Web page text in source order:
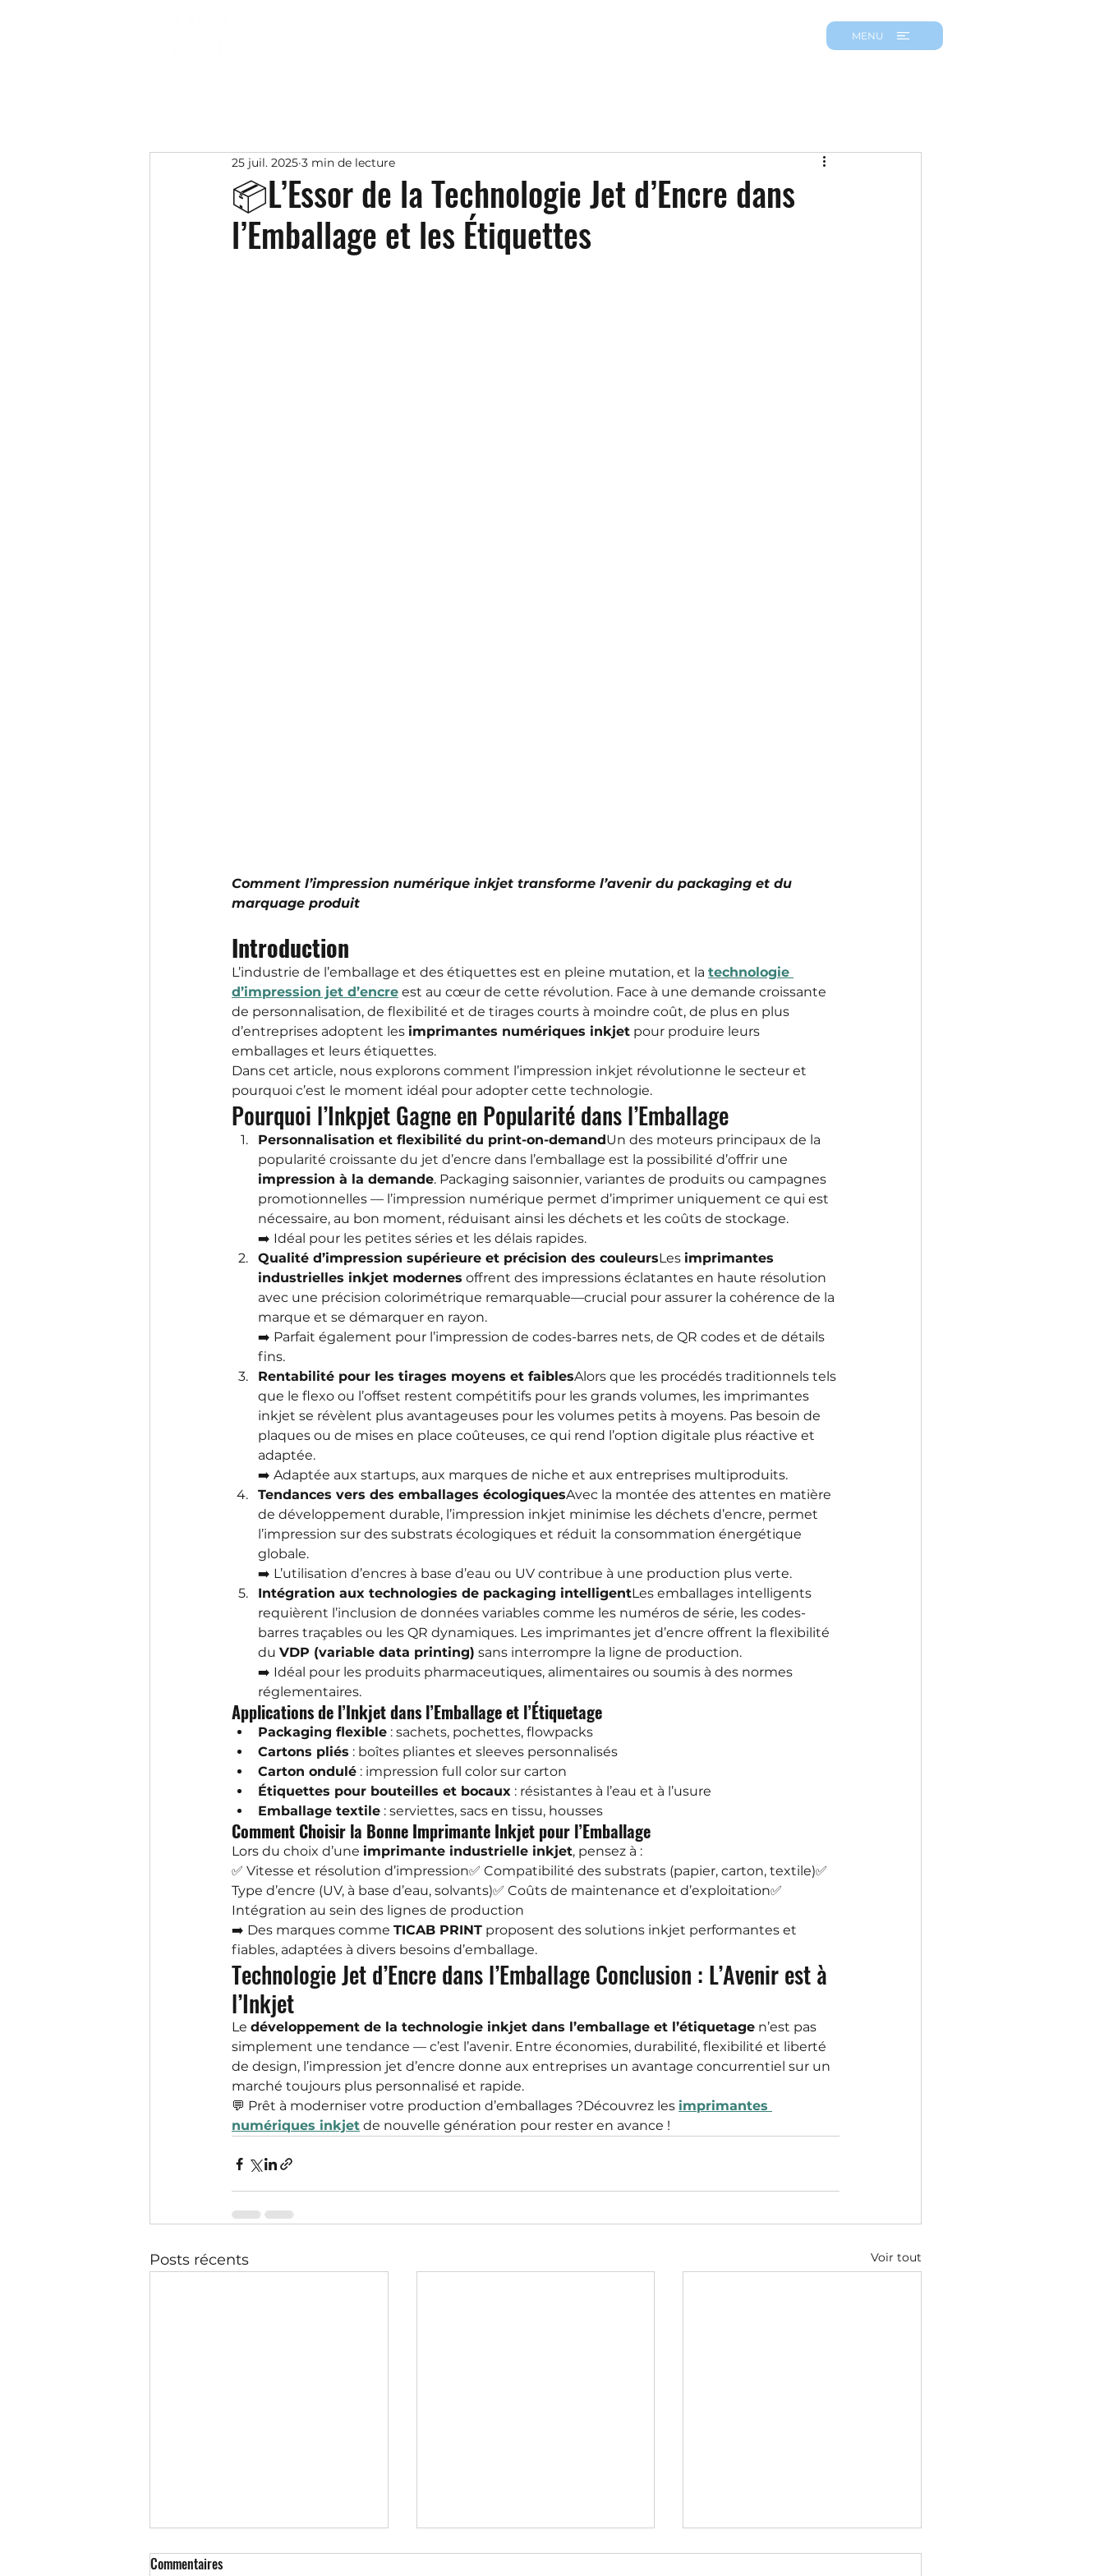
MENU
📦L’Essor de la Technologie Jet d’Encre dans
l’Emballage et les Étiquettes
25 juil. 2025 3 min de lecture
Comment l’impression numérique inkjet transforme l’avenir du packaging et du
marquage produit
Introduction
L’industrie de l’emballage et des étiquettes est en pleine mutation, et la technologie
d’impression jet d’encre est au cœur de cette révolution. Face à une demande croissante
de personnalisation, de flexibilité et de tirages courts à moindre coût, de plus en plus
d’entreprises adoptent les imprimantes numériques inkjet pour produire leurs
emballages et leurs étiquettes.
Dans cet article, nous explorons comment l’impression inkjet révolutionne le secteur et
pourquoi c’est le moment idéal pour adopter cette technologie.
Pourquoi l’Inkpjet Gagne en Popularité dans l’Emballage
Personnalisation et flexibilité du print-on-demandUn des moteurs principaux de la
popularité croissante du jet d’encre dans l’emballage est la possibilité d’offrir une
impression à la demande. Packaging saisonnier, variantes de produits ou campagnes
promotionnelles — l’impression numérique permet d’imprimer uniquement ce qui est
nécessaire, au bon moment, réduisant ainsi les déchets et les coûts de stockage.
➡️ Idéal pour les petites séries et les délais rapides.
Qualité d’impression supérieure et précision des couleursLes imprimantes
industrielles inkjet modernes offrent des impressions éclatantes en haute résolution
avec une précision colorimétrique remarquable—crucial pour assurer la cohérence de la
marque et se démarquer en rayon.
➡️ Parfait également pour l’impression de codes-barres nets, de QR codes et de détails
fins.
Rentabilité pour les tirages moyens et faiblesAlors que les procédés traditionnels tels
que le flexo ou l’offset restent compétitifs pour les grands volumes, les imprimantes
inkjet se révèlent plus avantageuses pour les volumes petits à moyens. Pas besoin de
plaques ou de mises en place coûteuses, ce qui rend l’option digitale plus réactive et
adaptée.
➡️ Adaptée aux startups, aux marques de niche et aux entreprises multiproduits.
Tendances vers des emballages écologiquesAvec la montée des attentes en matière
de développement durable, l’impression inkjet minimise les déchets d’encre, permet
l’impression sur des substrats écologiques et réduit la consommation énergétique
globale.
➡️ L’utilisation d’encres à base d’eau ou UV contribue à une production plus verte.
Intégration aux technologies de packaging intelligentLes emballages intelligents
requièrent l’inclusion de données variables comme les numéros de série, les codes-
barres traçables ou les QR dynamiques. Les imprimantes jet d’encre offrent la flexibilité
du VDP (variable data printing) sans interrompre la ligne de production.
➡️ Idéal pour les produits pharmaceutiques, alimentaires ou soumis à des normes
réglementaires.
Applications de l’Inkjet dans l’Emballage et l’Étiquetage
Packaging flexible : sachets, pochettes, flowpacks
Cartons pliés : boîtes pliantes et sleeves personnalisés
Carton ondulé : impression full color sur carton
Étiquettes pour bouteilles et bocaux : résistantes à l’eau et à l’usure
Emballage textile : serviettes, sacs en tissu, housses
Comment Choisir la Bonne Imprimante Inkjet pour l’Emballage
Lors du choix d’une imprimante industrielle inkjet, pensez à :
✅ Vitesse et résolution d’impression✅ Compatibilité des substrats (papier, carton, textile)✅
Type d’encre (UV, à base d’eau, solvants)✅ Coûts de maintenance et d’exploitation✅
Intégration au sein des lignes de production
➡️ Des marques comme TICAB PRINT proposent des solutions inkjet performantes et
fiables, adaptées à divers besoins d’emballage.
Technologie Jet d’Encre dans l’Emballage Conclusion : L’Avenir est à
l’Inkjet
Le développement de la technologie inkjet dans l’emballage et l’étiquetage n’est pas
simplement une tendance — c’est l’avenir. Entre économies, durabilité, flexibilité et liberté
de design, l’impression jet d’encre donne aux entreprises un avantage concurrentiel sur un
marché toujours plus personnalisé et rapide.
💬 Prêt à moderniser votre production d’emballages ?Découvrez les imprimantes
numériques inkjet de nouvelle génération pour rester en avance !
Posts récents Voir tout
Commentaires